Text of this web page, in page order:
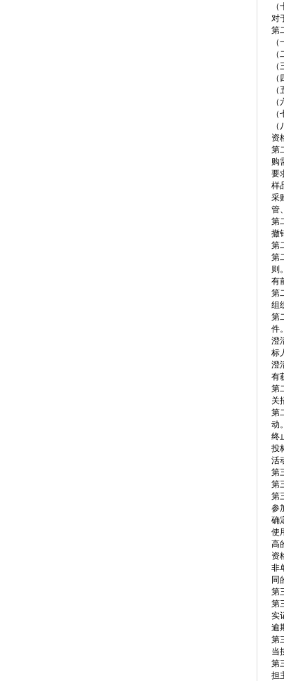
对
第
资
第
购
要
样
采
管
第
撤
第
第
则。
有
第
组
第
件
澄
标
澄
有
第
关
第
动。
终
投
活
第
第
第
参
确
使
高
资
非
同
第
第
实
逾
第
当
第
担